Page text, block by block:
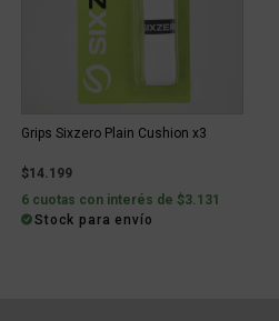
Grips Sixzero Plain Cushion x3
$14.199
6 cuotas con interés de $3.131
Stock para envío